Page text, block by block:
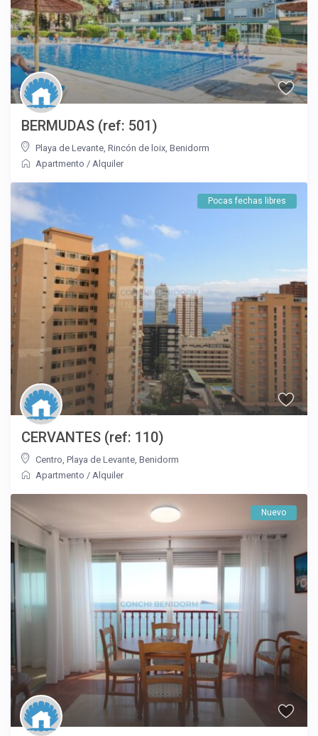
BERMUDAS (ref: 501)
Playa de Levante ,Rincón de loix ,Benidorm
Apartmento / Alquiler
Pocas fechas libres
CERVANTES (ref: 110)
Centro ,Playa de Levante ,Benidorm
Apartmento / Alquiler
Nuevo